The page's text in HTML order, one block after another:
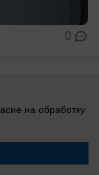
0
на обработку